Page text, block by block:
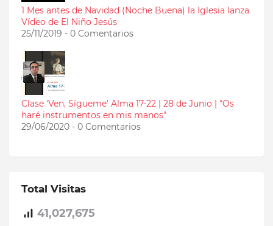
1 Mes antes de Navidad (Noche Buena) la Iglesia lanza
Vídeo de El Niño Jesús
25/11/2019 - 0 Comentarios
Clase 'Ven, Sígueme' Alma 17-22 | 28 de Junio | "Os
haré instrumentos en mis manos"
29/06/2020 - 0 Comentarios
Total Visitas
41,027,675